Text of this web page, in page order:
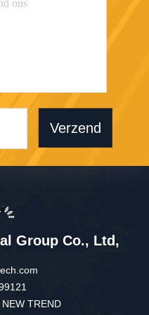
Verzend
Group Co., Ltd,
TREND